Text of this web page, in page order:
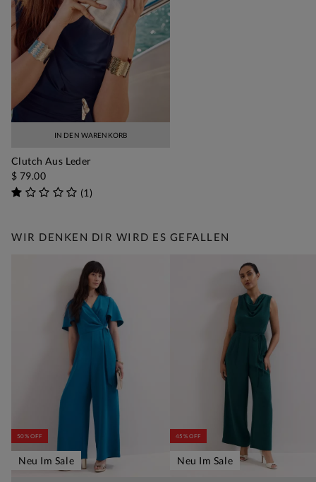
IN DEN WARENKORB
Clutch Aus Leder
$ 79.00
(1)
WIR DENKEN DIR WIRD ES GEFALLEN
50% OFF
Neu Im Sale
45% OFF
Neu Im Sale